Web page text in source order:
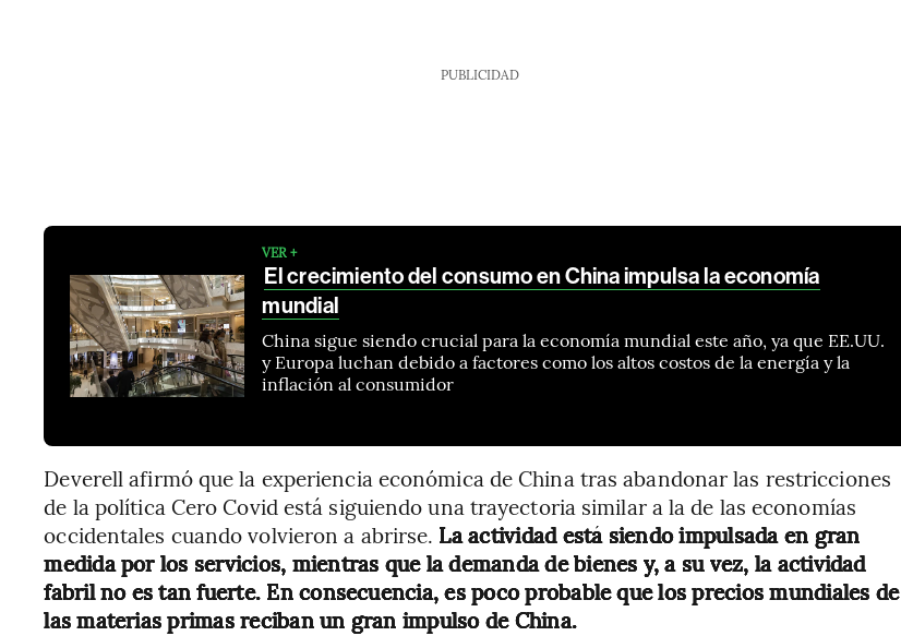
PUBLICIDAD
VER +
El crecimiento del consumo en China impulsa la economía
mundial
China sigue siendo crucial para la economía mundial este año, ya que EE.UU.
y Europa luchan debido a factores como los altos costos de la energía y la
inflación al consumidor
Deverell afirmó que la experiencia económica de China tras abandonar las restricciones
de la política Cero Covid está siguiendo una trayectoria similar a la de las economías
occidentales cuando volvieron a abrirse. La actividad está siendo impulsada en gran
medida por los servicios, mientras que la demanda de bienes y, a su vez, la actividad
fabril no es tan fuerte. En consecuencia, es poco probable que los precios mundiales de
las materias primas reciban un gran impulso de China.